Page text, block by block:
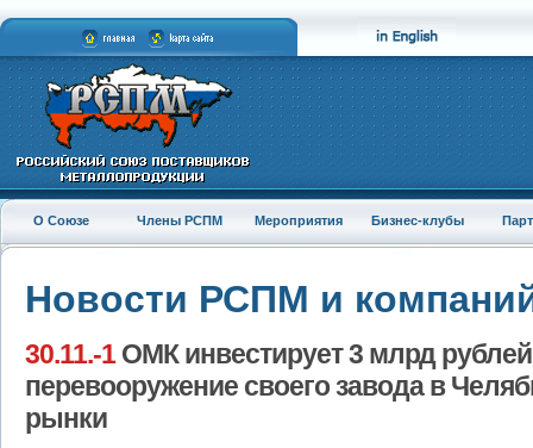
О Союзе Члены РСПМ Мероприятия Бизнес-клубы
Новости РСПМ и
30.11.-1ОМК инвестирует 3 млрд рублей
перевооружение своего завода в
рынки